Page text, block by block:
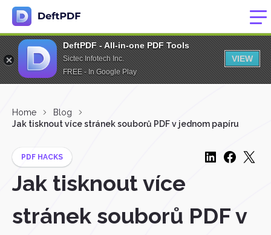
DeftPDF - All-in-one PDF Tools
Sictec Infotech Inc.
FREE - In Google Play
VIEW
Home
Blog
Jak tisknout více stránek souborů PDF v jednom papíru
PDF HACKS
Jak tisknout více
stránek souborů PDF v